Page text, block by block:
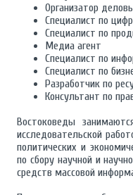
Организатор
Специалист по
Специалист по
Медиа агент
Специалист по
Специалист по
Разработчик по
Консультант по
Востоковеды
исследовательской
политических и
по сбору научной и
средств массовой